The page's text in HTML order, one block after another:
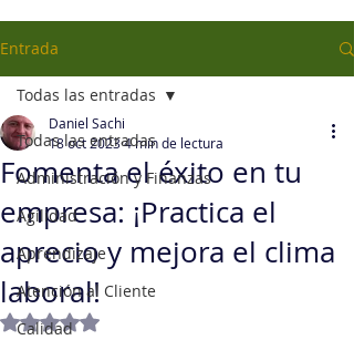
Entrada
Todas las entradas
Administración y Finanzas
Agilidad
Aprendizaje
Atención al Cliente
Calidad
Todas las entradas
Fomenta el éxito en tu
empresa: ¡Practica el
aprecio y mejora el clima
laboral!
Daniel Sachi
18 oct 20234 min de lectura
Obtuvo NaN de 5 estrellas.